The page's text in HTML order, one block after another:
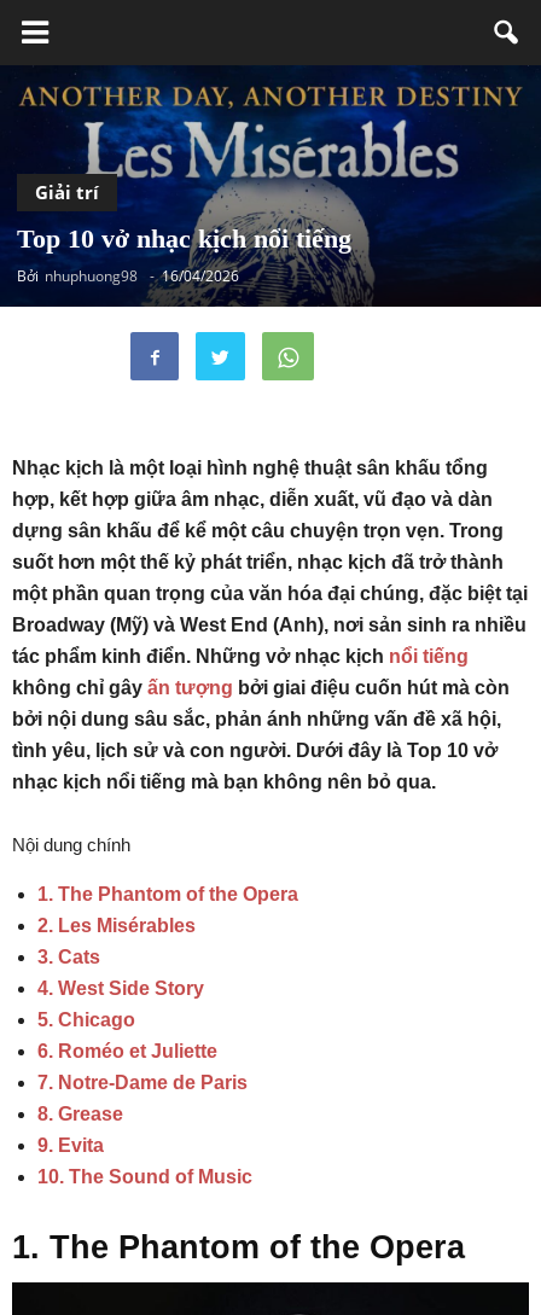
Giải trí
Top 10 vở nhạc kịch nổi tiếng
Bởi nhuphuong98 - 16/04/2026
Nhạc kịch là một loại hình nghệ thuật sân khấu tổng
hợp, kết hợp giữa âm nhạc, diễn xuất, vũ đạo và dàn
dựng sân khấu để kể một câu chuyện trọn vẹn. Trong
suốt hơn một thế kỷ phát triển, nhạc kịch đã trở thành
một phần quan trọng của văn hóa đại chúng, đặc biệt tại
Broadway (Mỹ) và West End (Anh), nơi sản sinh ra nhiều
tác phẩm kinh điển. Những vở nhạc kịch nổi tiếng
không chỉ gây ấn tượng bởi giai điệu cuốn hút mà còn
bởi nội dung sâu sắc, phản ánh những vấn đề xã hội,
tình yêu, lịch sử và con người. Dưới đây là Top 10 vở
nhạc kịch nổi tiếng mà bạn không nên bỏ qua.
Nội dung chính
1. The Phantom of the Opera
2. Les Misérables
3. Cats
4. West Side Story
5. Chicago
6. Roméo et Juliette
7. Notre-Dame de Paris
8. Grease
9. Evita
10. The Sound of Music
1. The Phantom of the Opera